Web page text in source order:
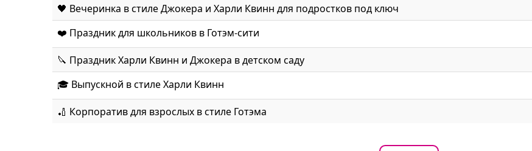
🖤 Вечеринка в стиле Джокера и Харли Квинн для подростков под ключ
❤️ Праздник для школьников в Готэм-сити
🔪 Праздник Харли Квинн и Джокера в детском саду
🎓 Выпускной в стиле Харли Квинн
🏏 Корпоратив для взрослых в стиле Готэма